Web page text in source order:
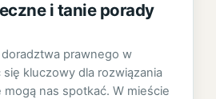
i tanie porady
prawnego w
kluczowy dla rozwiązania
nas spotkać. W mieście